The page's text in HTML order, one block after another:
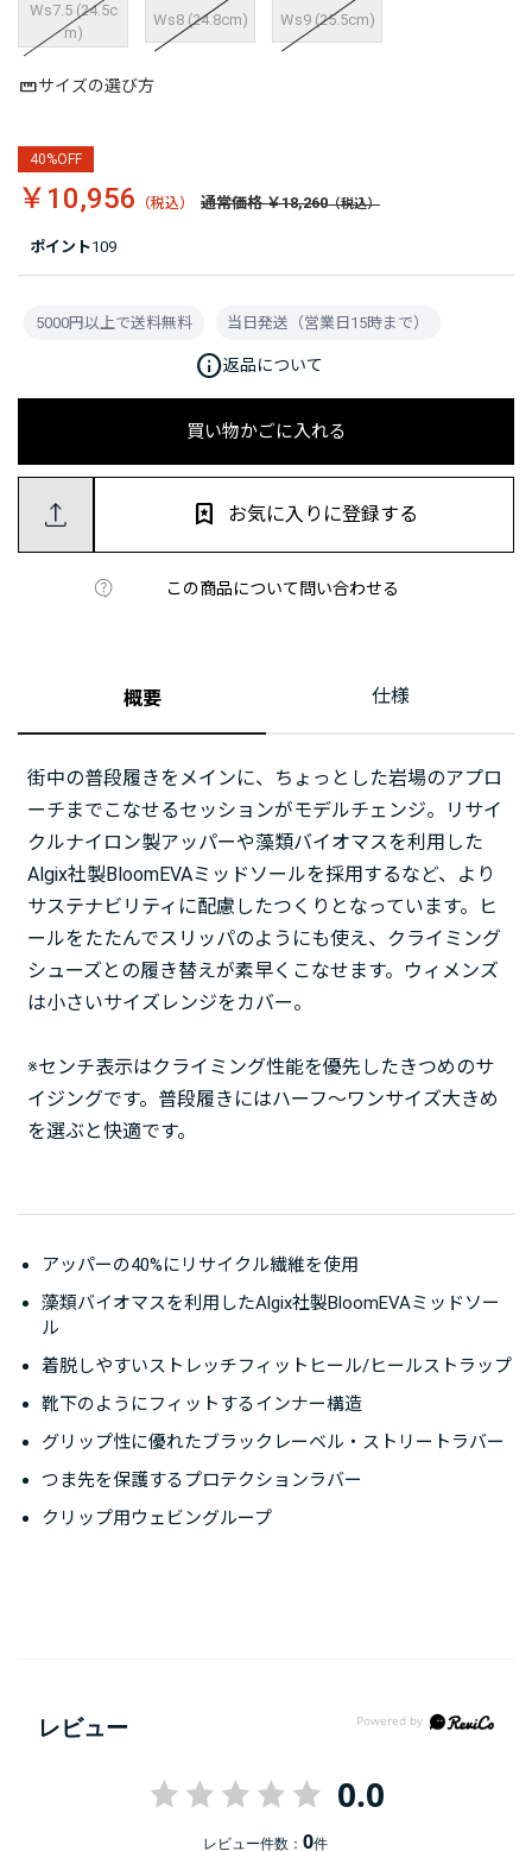
ポイント109
Ws7.5 (24.5c
m)
Ws8 (24.8cm) Ws9 (25.5cm)
サイズの選び方
40%OFF
￥10,956 通常価格 ￥18,260
買い物かごに入れる
この商品について問い合わせる
お気に入りに登録する
5000円以上で送料無料 当日発送（営業日15時まで）
info返品について
概要 仕様
街中の普段履きをメインに、ちょっとした岩場のアプロ
ーチまでこなせるセッションがモデルチェンジ。リサイ
クルナイロン製アッパーや藻類バイオマスを利用した
Algix社製BloomEVAミッドソールを採用するなど、より
サステナビリティに配慮したつくりとなっています。ヒ
ールをたたんでスリッパのようにも使え、クライミング
シューズとの履き替えが素早くこなせます。ウィメンズ
は小さいサイズレンジをカバー。
※センチ表示はクライミング性能を優先したきつめのサ
イジングです。普段履きにはハーフ～ワンサイズ大きめ
を選ぶと快適です。
アッパーの40%にリサイクル繊維を使用
藻類バイオマスを利用したAlgix社製BloomEVAミッドソー
ル
着脱しやすいストレッチフィットヒール/ヒールストラップ
靴下のようにフィットするインナー構造
グリップ性に優れたブラックレーベル・ストリートラバー
つま先を保護するプロテクションラバー
クリップ用ウェビングループ
レビュー
0.0
レビュー件数：0件